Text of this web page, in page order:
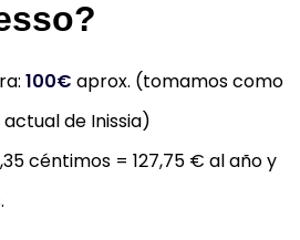
100€ aprox. (tomamos como
de Inissia)
céntimos = 127,75 € al año y